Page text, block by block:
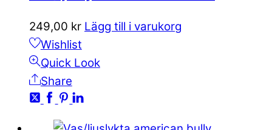
249,00 kr Lägg till i varukorg
Wishlist
Quick Look
Share